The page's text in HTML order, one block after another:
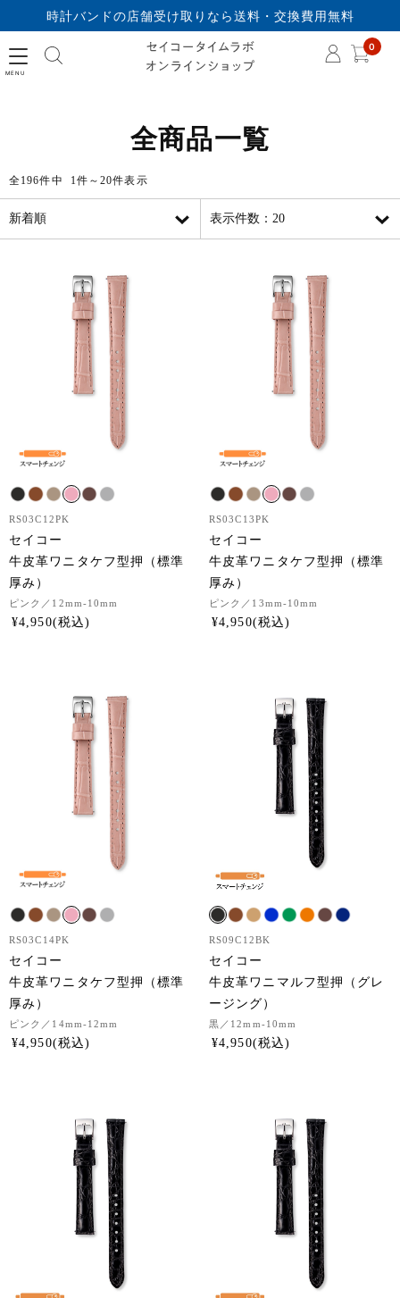
時計バンドの店舗受け取りなら送料・交換費用無料
セイコータイムラボオ
0
全商品一覧
全196件中 1件～20件表示
RS03C12PK
セイコー
牛皮革ワニタケフ型押（標準
厚み）
ピンク ／12mm-10mm
¥4,950
RS03C13PK
セイコー
牛皮革ワニタケフ型押（標準
厚み）
ピンク ／13mm-10mm
¥4,950
RS03C14PK
セイコー
牛皮革ワニタケフ型押（標準
厚み）
ピンク ／14mm-12mm
¥4,950
RS09C12BK
セイコー
牛皮革ワニマルフ型押（グレ
ージング）
黒 ／12mm-10mm
¥4,950